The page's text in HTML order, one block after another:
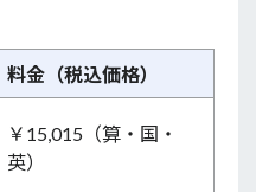
料金（税込価格）
￥15,015（算・国・
英）